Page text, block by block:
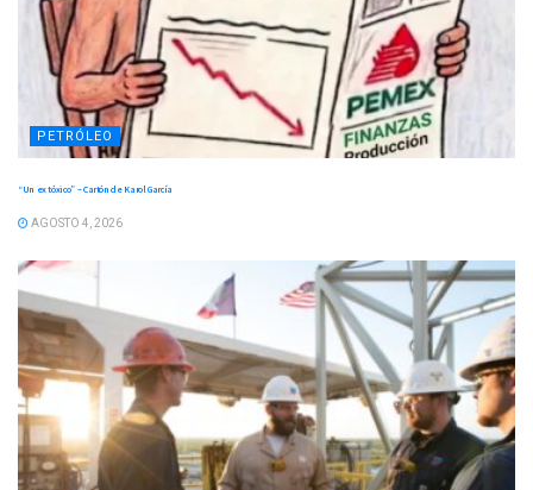
PETRÓLEO
“Un ex tóxico” – Cartón de Karol García
AGOSTO 4, 2026